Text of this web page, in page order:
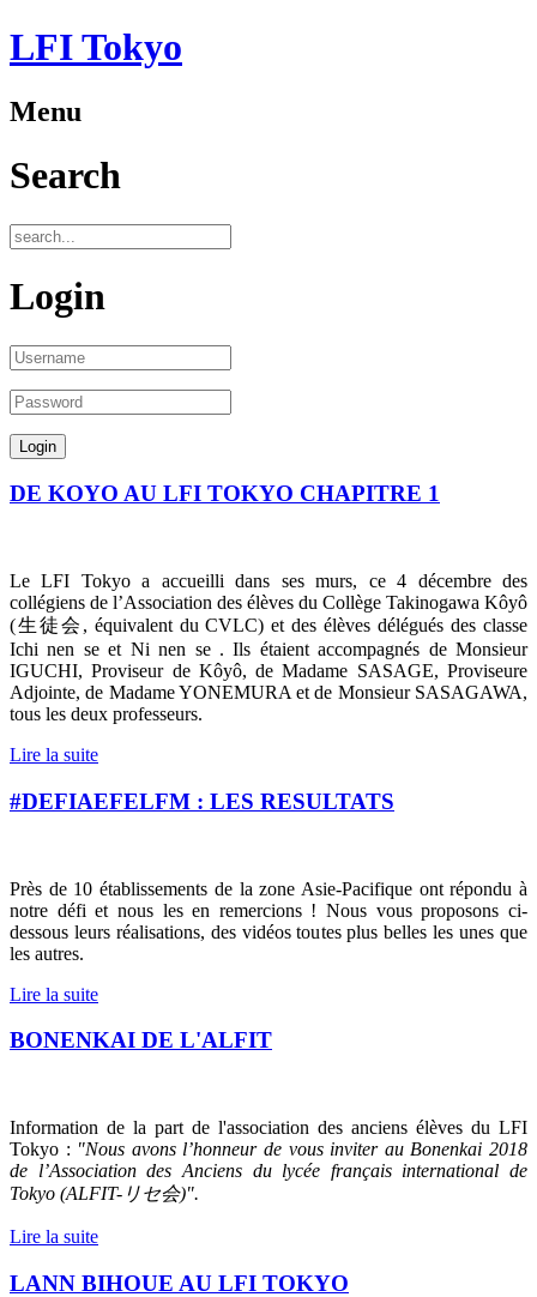
LFI Tokyo
Menu
Search
Login
DE KOYO AU LFI TOKYO CHAPITRE 1
Le LFI Tokyo a accueilli dans ses murs, ce 4 décembre des
collégiens de l’Association des élèves du Collège Takinogawa Kôyô
(生徒会 , équivalent du CVLC) et des élèves délégués des classe
Ichi nen se et Ni nen se .Ils étaient accompagnés de Monsieur
IGUCHI, Proviseur de Kôyô, de Madame SASAGE, Proviseure
Adjointe, de Madame YONEMURA et de Monsieur SASAGAWA,
tous les deux professeurs.
Lire la suite
#DEFIAEFELFM : LES RESULTATS
Près de 10 établissements de la zone Asie-Pacifique ont répondu à
notre défi et nous les en remercions ! Nous vous proposons ci-
dessous leurs réalisations, des vidéos toutes plus belles les unes que
les autres.
Lire la suite
BONENKAI DE L'ALFIT
Information de la part de l'association des anciens élèves du LFI
Tokyo : "Nous avons l’honneur de vous inviter au Bonenkai 2018
de l’Association des Anciens du lycée français international de
Tokyo (ALFIT- リセ会)".
Lire la suite
LANN BIHOUE AU LFI TOKYO